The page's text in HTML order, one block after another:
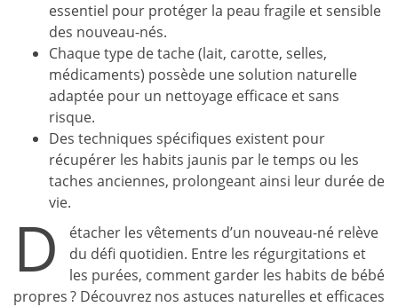
essentiel pour protéger la peau fragile et sensible
des nouveau-nés.
Chaque type de tache (lait, carotte, selles,
médicaments) possède une solution naturelle
adaptée pour un nettoyage efficace et sans
risque.
Des techniques spécifiques existent pour
récupérer les habits jaunis par le temps ou les
taches anciennes, prolongeant ainsi leur durée de
vie.
D
étacher les vêtements d’un nouveau-né relève
du défi quotidien. Entre les régurgitations et
les purées, comment garder les habits de bébé
propres ? Découvrez nos astuces naturelles et efficaces